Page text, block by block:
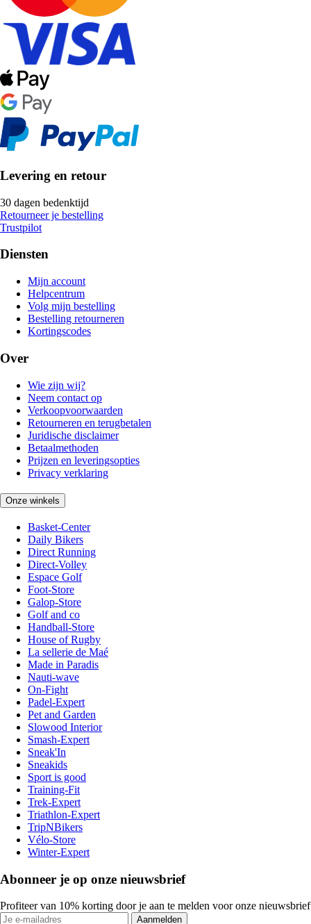
Levering en retour
30 dagen bedenktijd
Retourneer je bestelling
Trustpilot
Diensten
Mijn account
Helpcentrum
Volg mijn bestelling
Bestelling retourneren
Kortingscodes
Over
Wie zijn wij?
Neem contact op
Verkoopvoorwaarden
Retourneren en terugbetalen
Juridische disclaimer
Betaalmethoden
Prijzen en leveringsopties
Privacy verklaring
Onze winkels
Basket-Center
Daily Bikers
Direct Running
Direct-Volley
Espace Golf
Foot-Store
Galop-Store
Golf and co
Handball-Store
House of Rugby
La sellerie de Maé
Made in Paradis
Nauti-wave
On-Fight
Padel-Expert
Pet and Garden
Slowood Interior
Smash-Expert
Sneak'In
Sneakids
Sport is good
Training-Fit
Trek-Expert
Triathlon-Expert
TripNBikers
Vélo-Store
Winter-Expert
Abonneer je op onze nieuwsbrief
Profiteer van 10% korting door je aan te melden voor onze nieuwsbrief
Aanmelden